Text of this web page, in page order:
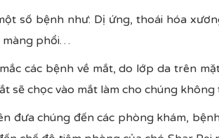
số bệnh như: Dị ứng, thoái hóa
màng phổi…
các bệnh về mắt, do lớp da trên
sẽ chọc vào mắt làm cho chúng
đưa chúng đến các phòng khám,